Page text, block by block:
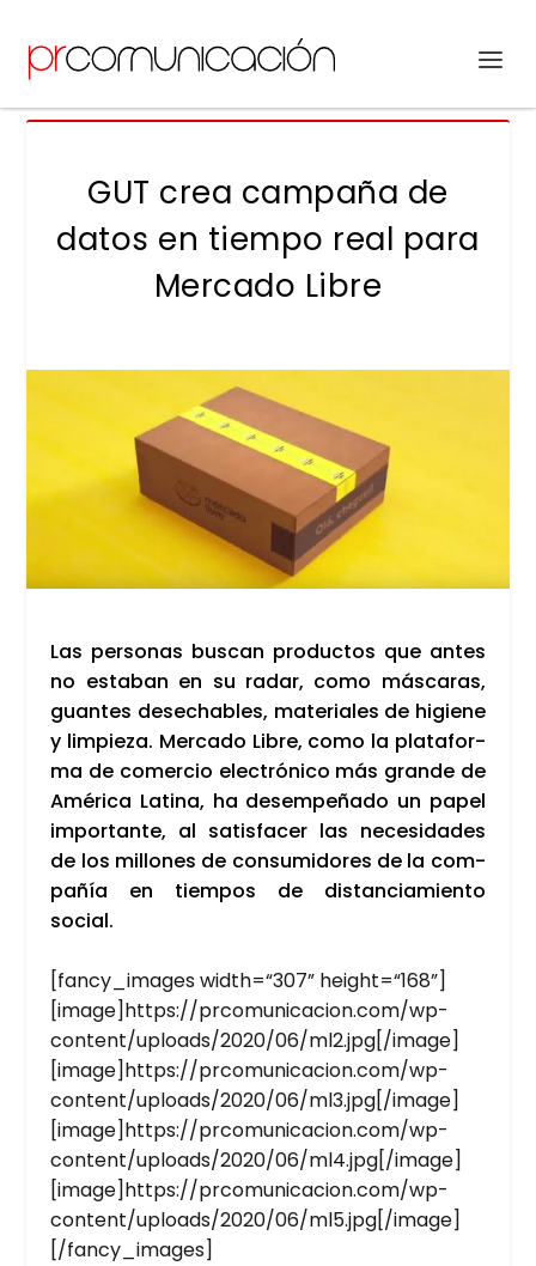
GUT crea campaña de
datos en tiempo real para
Mercado Libre
Las per­so­nas bus­can pro­duc­tos que antes
no esta­ban en su radar, como más­ca­ras,
guan­tes dese­cha­bles, mate­ria­les de higie­ne
y lim­pie­za. Mer­ca­do Libre, como la pla­ta­for­
ma de comer­cio elec­tró­ni­co más gran­de de
Amé­ri­ca Lati­na, ha desem­pe­ña­do un papel
impor­tan­te, al satis­fa­cer las nece­si­da­des
de los millo­nes de con­su­mi­do­res de la com­
pa­ñía en tiem­pos de dis­tan­cia­mien­to
social.
[fancy_images width=“307” height=“168”]
[image]https://prcomunicacion.com/wp-
content/uploads/2020/06/ml2.jpg[/image]
[image]https://prcomunicacion.com/wp-
content/uploads/2020/06/ml3.jpg[/image]
[image]https://prcomunicacion.com/wp-
content/uploads/2020/06/ml4.jpg[/image]
[image]https://prcomunicacion.com/wp-
content/uploads/2020/06/ml5.jpg[/image]
[/fancy_images]